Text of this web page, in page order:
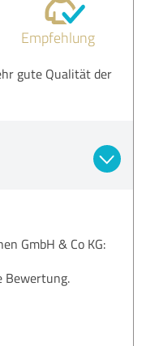
Empfehlung
gute Qualität der
GmbH & Co KG:
Bewertung.